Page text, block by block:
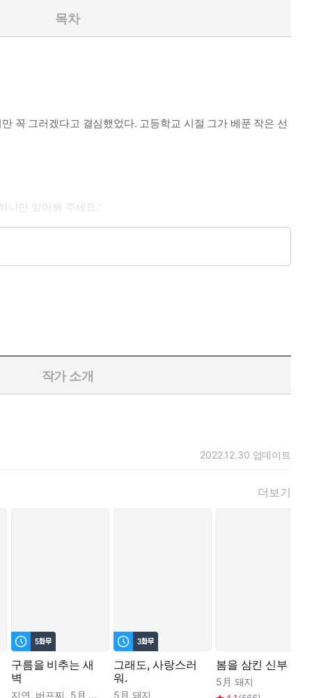
목차
꼭 그러겠다고 결심했었다. 고등학교 시절 그가 베푼 작은 선
나만 알아봐 주세요.”
를 닮아 매력적인 최송하, 그를 도와 살인의 이유를 알아낼 수
작가 소개
2022.12.30 업데이트
더보기
로즈카
구름을 비추는 새
벽
지연, 버프찌, 5月 돼지
그래도, 사랑스러
워.
5月 돼지
봄을 삼킨 신부
5月 돼지